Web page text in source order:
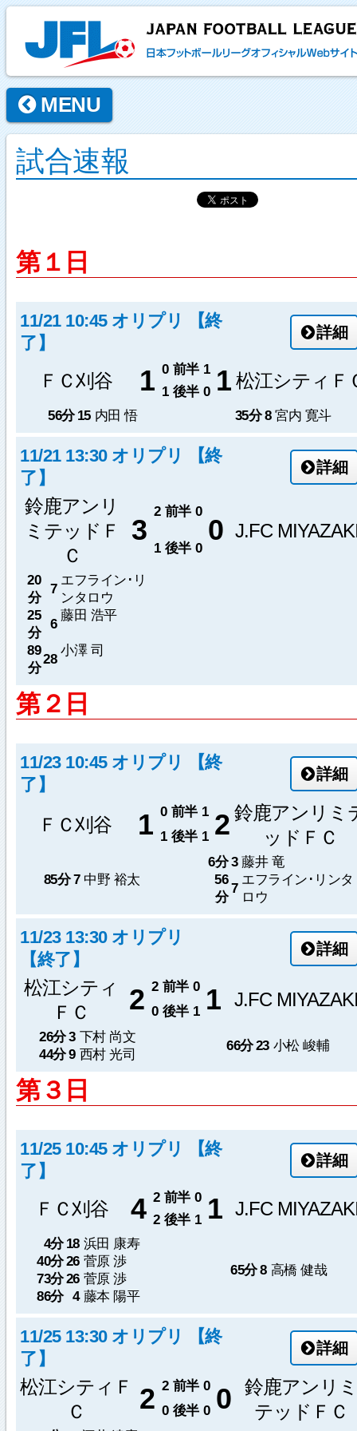
MENU
試合速報
第１日
11/21 10:45 オリプリ 【終
了】
詳細
ＦＣ刈谷 1 0 前半 1 1 松江シティＦ
1 後半 0
56分 15 内田 悟 35分 8 宮内 寛斗
11/21 13:30 オリプリ 【終
了】
詳細
鈴鹿アンリ
ミテッドＦ
Ｃ
3
2 前半 0
0 J.FC
1 後半 0
20
分
7
エフライン･リ
ンタロウ
25
分
6
藤田 浩平
89
分
28
小澤 司
第２日
11/23 10:45 オリプリ 【終
了】
詳細
ＦＣ刈谷 1 0 前半 1 2 鈴鹿アンリミ
ッドＦＣ
1 後半 1
85分 7 中野 裕太
6分 3 藤井 竜
56
分
7
エフライン･リンタ
ロウ
11/23 13:30 オリプリ
【終了】
詳細
松江シティ
ＦＣ
2 2 前半 0 1 J.FC
0 後半 1
26分3 下村 尚文
44分9 西村 光司
66分23 小松 峻輔
第３日
11/25 10:45 オリプリ 【終
了】
詳細
ＦＣ刈谷 4 2 前半 0 1 J.FC
2 後半 1
4分 18 浜田 康寿
40分26 菅原 渉
73分26 菅原 渉
86分
4 藤本 陽平
65分8 高橋 健哉
11/25 13:30 オリプリ 【終
了】
詳細
松江シティＦ
Ｃ
2 2 前半 0 0
鈴鹿アンリミ
テッドＦＣ
0 後半 0